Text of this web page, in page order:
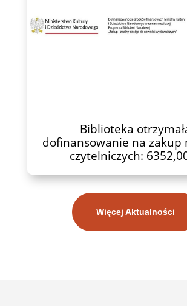
Biblioteka
dofinansowanie na zakup
czytelniczych:
Więcej Aktualności